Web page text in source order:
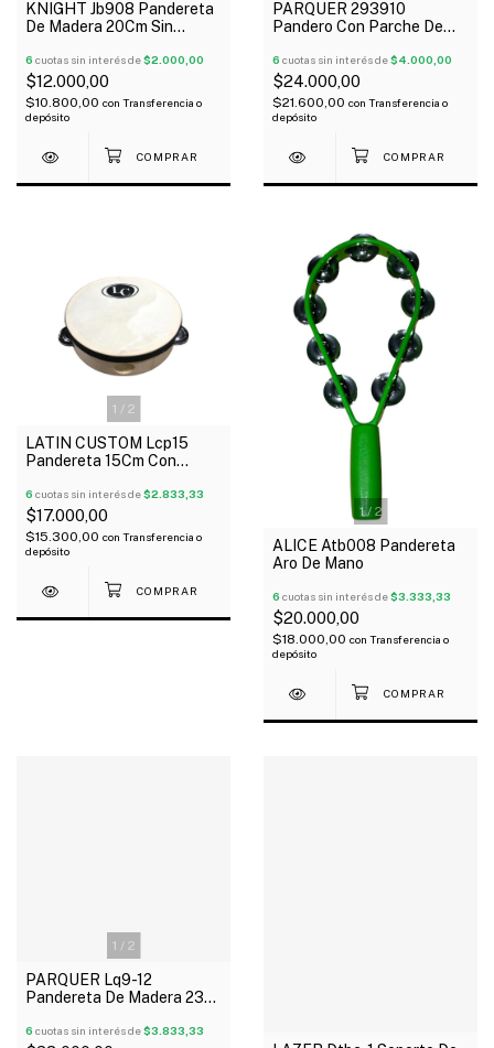
KNIGHT Jb908 Pandereta
De Madera 20Cm Sin
6 cuotas sin interés de$2.000,00
$12.000,00
$10.800,00 con Transferencia o
depósito
PARQUER 293910
Pandero Con Parche De
6 cuotas sin interés de$4.000,00
$24.000,00
$21.600,00 con Transferencia o
depósito
1 / 2
LATIN CUSTOM Lcp15
Pandereta 15Cm Con
6 cuotas sin interés de$2.833,33
$17.000,00
$15.300,00 con Transferencia o
depósito
1/ 2
ALICE Atb008 Pandereta
Aro De Mano
6 cuotas sin interés de$3.333,33
$20.000,00
$18.000,00 con Transferencia o
depósito
1 / 2
PARQUER Lq9-12
Pandereta De Madera 23
6 cuotas sin interés de$3.833,33